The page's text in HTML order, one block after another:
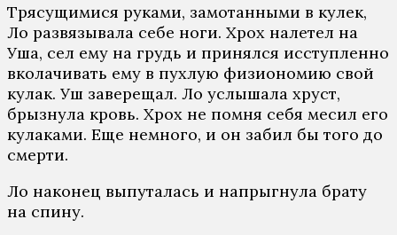
Трясущимися руками, замотанными в кулек,
Ло развязывала себе ноги. Хрох налетел на
Уша, сел ему на грудь и принялся исступленно
вколачивать ему в пухлую физиономию свой
кулак. Уш заверещал. Ло услышала хруст,
брызнула кровь. Хрох не помня себя месил его
кулаками. Еще немного, и он забил бы того до
смерти.
Ло наконец выпуталась и напрыгнула брату
на спину.